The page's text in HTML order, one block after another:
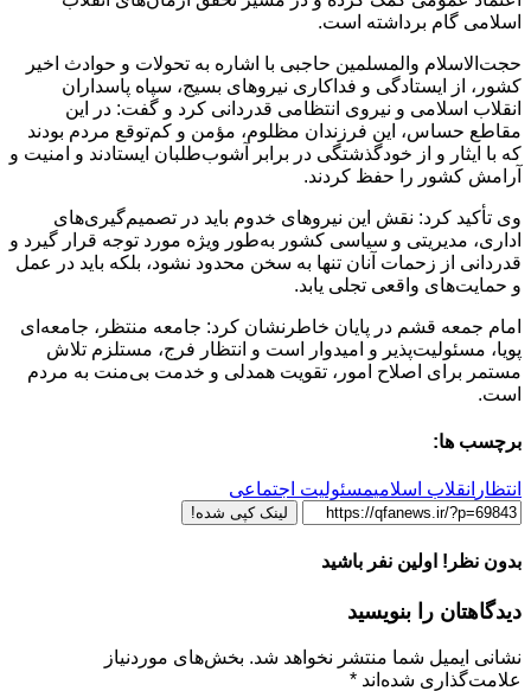
اسلامی گام برداشته است.
حجت‌الاسلام والمسلمین حاجبی با اشاره به تحولات و حوادث اخیر
کشور، از ایستادگی و فداکاری نیروهای بسیج، سپاه پاسداران
انقلاب اسلامی و نیروی انتظامی قدردانی کرد و گفت: در این
مقاطع حساس، این فرزندان مظلوم، مؤمن و کم‌توقع مردم بودند
که با ایثار و از خودگذشتگی در برابر آشوب‌طلبان ایستادند و امنیت و
آرامش کشور را حفظ کردند.
وی تأکید کرد: نقش این نیروهای خدوم باید در تصمیم‌گیری‌های
اداری، مدیریتی و سیاسی کشور به‌طور ویژه مورد توجه قرار گیرد و
قدردانی از زحمات آنان تنها به سخن محدود نشود، بلکه باید در عمل
و حمایت‌های واقعی تجلی یابد.
امام جمعه قشم در پایان خاطرنشان کرد: جامعه منتظر، جامعه‌ای
پویا، مسئولیت‌پذیر و امیدوار است و انتظار فرج، مستلزم تلاش
مستمر برای اصلاح امور، تقویت همدلی و خدمت بی‌منت به مردم
است.
برچسب ها:
انتظار انقلاب اسلامیمسئولیت اجتماعی
لینک کپی شده!
بدون نظر! اولین نفر باشید
دیدگاهتان را بنویسید
نشانی ایمیل شما منتشر نخواهد شد. بخش‌های موردنیاز
علامت‌گذاری شده‌اند *